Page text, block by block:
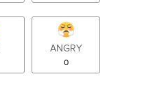
ANGRY
0